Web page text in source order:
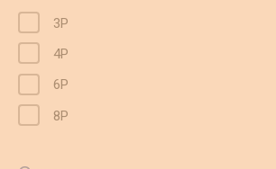
3P
4P
6P
8P